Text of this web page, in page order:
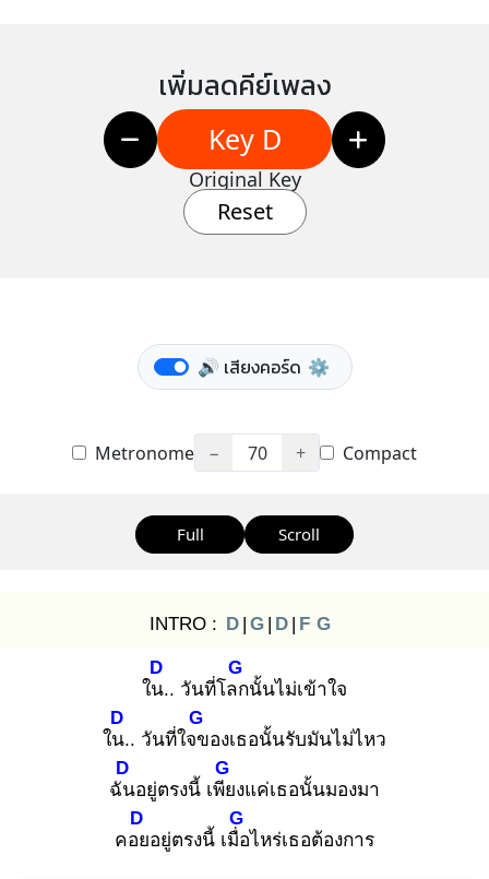
เพิ่มลดคีย์เพลง
Key D
Original Key
Reset
🔊 เสียงคอร์ด ⚙️
Metronome − 70 + Compact
Full Scroll
INTRO : D | G | D | F G
ใน.
D
. วันที่โลก
G
นั้นไม่เข้าใจ
ใน.
D
. วันที่ใจข
G
องเธอนั้นรับมันไม่ไหว
ฉัน
D
อยู่ตรงนี้ เพีย
G
งแค่เธอนั้นมองมา
คอย
D
อยู่ตรงนี้ เมื่อ
G
ไหร่เธอต้องการ